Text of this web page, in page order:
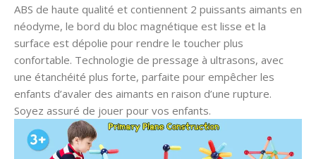
ABS de haute qualité et contiennent 2 puissants aimants en
néodyme, le bord du bloc magnétique est lisse et la
surface est dépolie pour rendre le toucher plus
confortable. Technologie de pressage à ultrasons, avec
une étanchéité plus forte, parfaite pour empêcher les
enfants d’avaler des aimants en raison d’une rupture.
Soyez assuré de jouer pour vos enfants.